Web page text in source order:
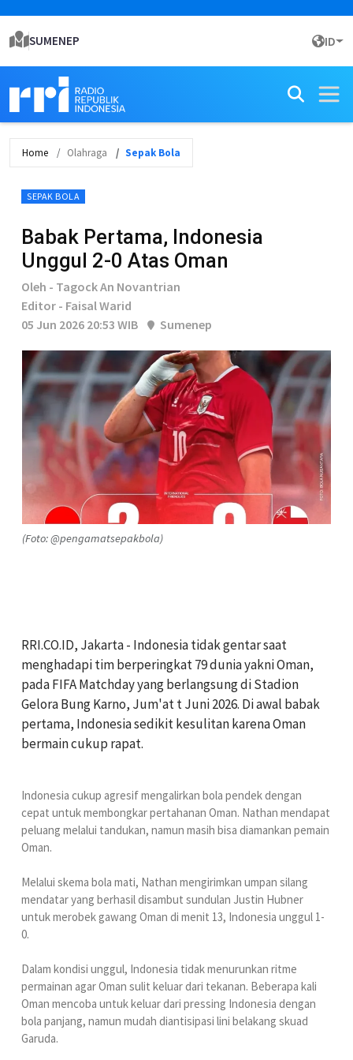
SUMENEP ID
Home Olahraga Sepak Bola
SEPAK BOLA
Babak Pertama, Indonesia
Unggul 2-0 Atas Oman
Oleh - Tagock An Novantrian
Editor - Faisal Warid
05 Jun 2026 20:53 WIB
Sumenep
(Foto: @pengamatsepakbola)
RRI.CO.ID, Jakarta - Indonesia tidak gentar saat
menghadapi tim berperingkat 79 dunia yakni Oman,
pada FIFA Matchday yang berlangsung di Stadion
Gelora Bung Karno, Jum'at t Juni 2026. Di awal babak
pertama, Indonesia sedikit kesulitan karena Oman
bermain cukup rapat.
Indonesia cukup agresif mengalirkan bola pendek dengan
cepat untuk membongkar pertahanan Oman. Nathan mendapat
peluang melalui tandukan, namun masih bisa diamankan pemain
Oman.
Melalui skema bola mati, Nathan mengirimkan umpan silang
mendatar yang berhasil disambut sundulan Justin Hubner
untuk merobek gawang Oman di menit 13, Indonesia unggul 1-
0.
Dalam kondisi unggul, Indonesia tidak menurunkan ritme
permainan agar Oman sulit keluar dari tekanan. Beberapa kali
Oman mencoba untuk keluar dari pressing Indonesia dengan
bola panjang, namun mudah diantisipasi lini belakang skuad
Garuda.